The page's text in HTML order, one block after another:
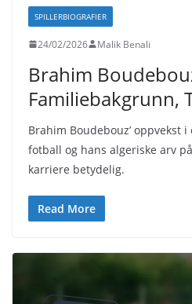
SPILLERBIOGRAFIER
24/02/2026 Malik Benali
Brahim
Familiebakgrunn,
Brahim Boudebouz’ oppvekst
fotball og hans algeriske arv
karriere betydelig.
Read More